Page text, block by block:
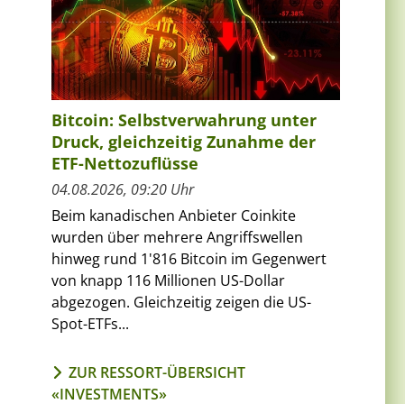
Bitcoin: Selbstverwahrung unter
Druck, gleichzeitig Zunahme der
ETF-Nettozuflüsse
04.08.2026, 09:20 Uhr
Beim kanadischen Anbieter Coinkite
wurden über mehrere Angriffswellen
hinweg rund 1'816 Bitcoin im Gegenwert
von knapp 116 Millionen US-Dollar
abgezogen. Gleichzeitig zeigen die US-
Spot-ETFs...
ZUR RESSORT-ÜBERSICHT
«INVESTMENTS»